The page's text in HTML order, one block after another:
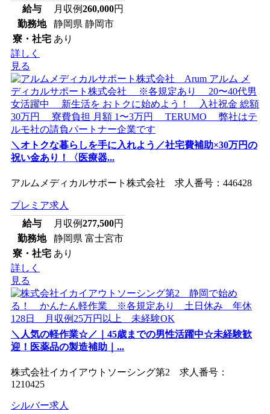
給与 月収例260,000円
勤務地
静岡県 静岡市
寮・社宅 あり
詳しく
見る
＼オトクな暮らしを手に入れよう／社宅費補助×30万円の
祝い金あり！〈医療器...
アルムメディカルサポート株式会社 求人番号：446428
プレミア求人
給与
月収例277,500円
勤務地
静岡県 富士宮市
寮・社宅 あり
詳しく
見る
＼人気の軽作業☆／｜45歳までの男性活躍中☆未経験歓
迎！医薬品の製造補助｜...
株式会社イカイアウトソーシング第2 求人番号：
1210425
シルバー求人